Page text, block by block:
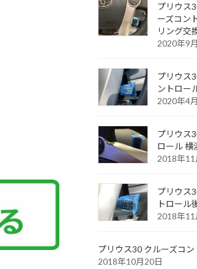
プリウス
ーズコン
リング交
2020年9
プリウス
ントロー
2020年4
プリウス
ロール 横
2018年11
プリウス
トロール
2018年11
プリウス30 クルーズコ
2018年10月20日